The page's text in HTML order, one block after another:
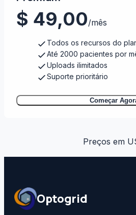
$ 49,00/mês
Todos os recursos do
Até 2000 pacientes por
Uploads ilimitados
Suporte prioritário
Começar
Preços em
Optogrid